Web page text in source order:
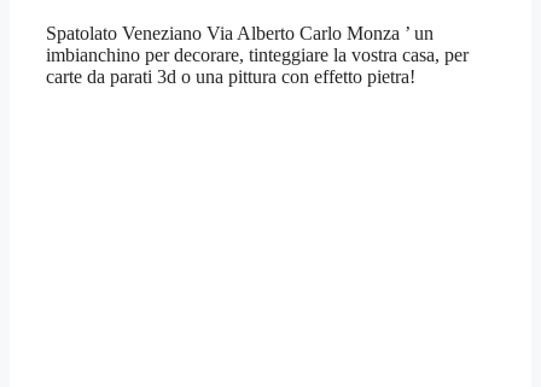
Spatolato Veneziano Via Alberto Carlo Monza ’ un
imbianchino per decorare, tinteggiare la vostra casa, per
carte da parati 3d o una pittura con effetto pietra!